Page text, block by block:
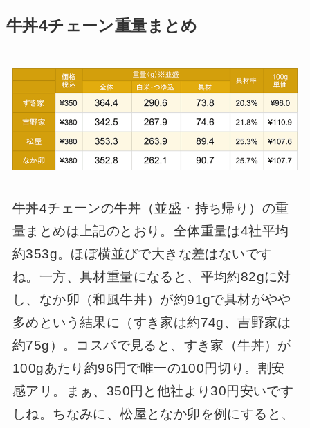
牛丼4チェーン重量まとめ
牛丼4チェーンの牛丼（並盛・持ち帰り）の重
量まとめは上記のとおり。全体重量は4社平均
約353g。ほぼ横並びで大きな差はないです
ね。一方、具材重量になると、平均約82gに対
し、なか卯（和風牛丼）が約91gで具材がやや
多めという結果に（すき家は約74g、吉野家は
約75g）。コスパで見ると、すき家（牛丼）が
100gあたり約96円で唯一の100円切り。割安
感アリ。まぁ、350円と他社より30円安いです
しね。ちなみに、松屋となか卯を例にすると、